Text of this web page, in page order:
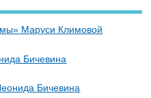
Маруси Климовой
Бичевина
Бичевина